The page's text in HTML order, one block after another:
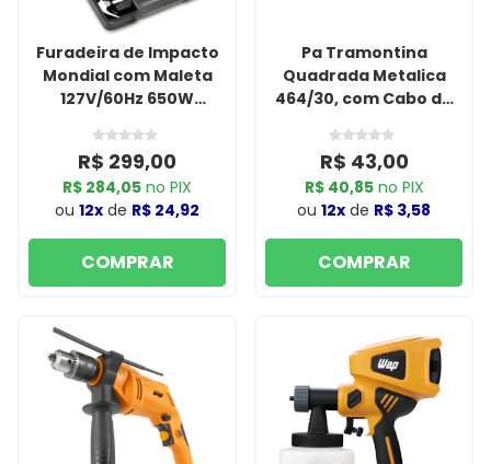
Furadeira de Impacto
Mondial com Maleta
127V/60Hz 650W
R$ 299,00
R$ 284,05 no PIX
ou 12x de R$ 24,92
COMPRAR
Pa Tramontina
Quadrada Metalica
464/30, com Cabo de
Empunhadura Plastica
R$ 43,00
R$ 40,85no PIX
ou 12x de R$ 3,58
COMPRAR